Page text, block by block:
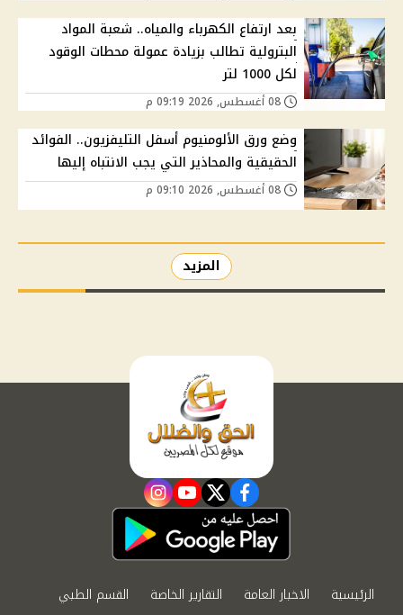
بعد ارتفاع الكهرباء والمياه.. شعبة المواد
البترولية تطالب بزيادة عمولة محطات الوقود
لكل 1000 لتر
وضع ورق الألومنيوم أسفل التليفزيون.. الفوائد
الحقيقية والمحاذير التي يجب الانتباه إليها
المزيد
facebook
twitter
youtube
instagram
الرئيسية الاخبار العامة التقارير الخاصة
القسم الطبي